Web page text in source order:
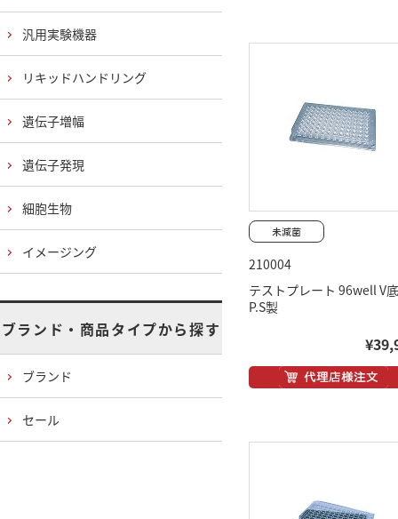
210004
テストプレート 96well V底
P.S製
汎用実験機器
リキッドハンドリング
遺伝子増幅
遺伝子発現
細胞生物
イメージング
ブランド・商品タイプから探す
ブランド
セール